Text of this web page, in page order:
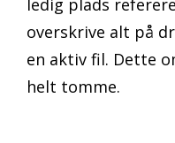
ledig plads
overskrive alt på
en aktiv fil. Dette
helt tomme.